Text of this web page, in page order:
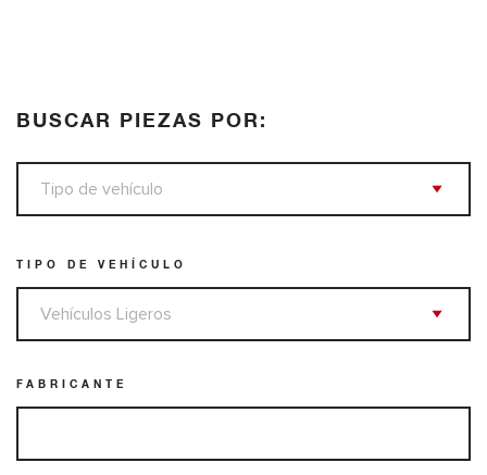
BUSCAR PIEZAS POR:
TIPO DE VEHÍCULO
FABRICANTE